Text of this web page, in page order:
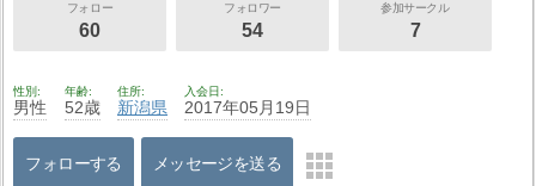
フォロー
60
フォロワー
54
参加サークル
7
性別
男性
年齢
52歳
住所
新潟県
入会日
2017年05月19日
フォローする メッセージを送る